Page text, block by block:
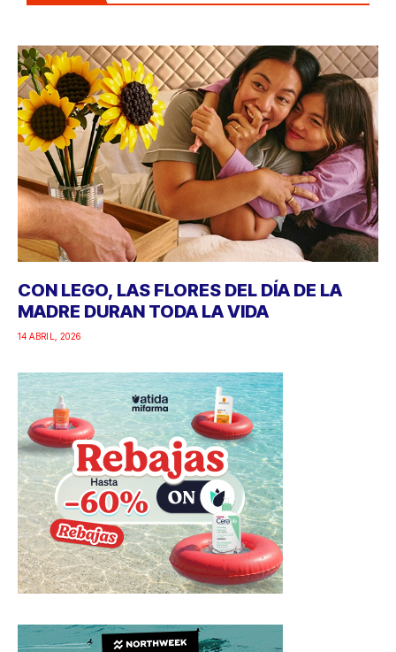
CON LEGO, LAS FLORES DEL DÍA DE LA
MADRE DURAN TODA LA VIDA
14 ABRIL, 2026